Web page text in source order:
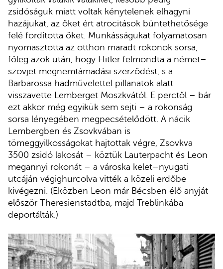
zsidóságuk miatt voltak kénytelenek elhagyni
hazájukat, az őket ért atrocitások büntethetősége
felé fordította őket. Munkásságukat folyamatosan
nyomasztotta az otthon maradt rokonok sorsa,
főleg azok után, hogy Hitler felmondta a német–
szovjet megnemtámadási szerződést, s a
Barbarossa hadművelettel pillanatok alatt
visszavette Lemberget Moszkvától. E perctől – bár
ezt akkor még egyikük sem sejti – a rokonság
sorsa lényegében megpecsételődött. A nácik
Lembergben és Zsovkvában is
tömeggyilkosságokat hajtottak végre, Zsovkva
3500 zsidó lakosát – köztük Lauterpacht és Leon
megannyi rokonát – a városka kelet–nyugati
utcáján végighurcolva vitték a közeli erdőbe
kivégezni. (Eközben Leon már Bécsben élő anyját
először Theresienstadtba, majd Treblinkába
deportálták.)